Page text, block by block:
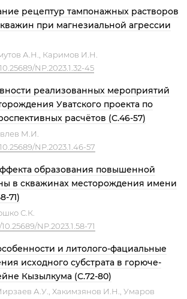
рецептур тампонажных растворов
при магнезиальной агрессии
А.Н., Каримов И.Н.
NP.2023.1.32-45
реализованных мероприятий
Уватского проекта по
расчётов (С.46-57)
М.И.
NP.2023.1.46-57
образования повышенной
в скважинах месторождения имени
71)
С.К.
NP.2023.1.58-71
и литолого-фациальные
исходного субстрата в горюче-
Кызылкума (С.72-80)
А.У., Хакимзянов И.Н., Умаров